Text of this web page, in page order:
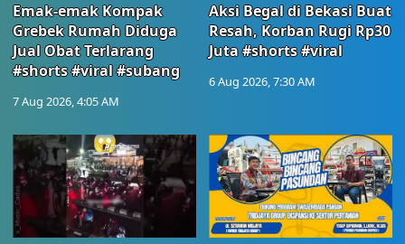
Emak-emak Kompak
Grebek Rumah Diduga
Jual Obat Terlarang
#shorts #viral #subang
7 Aug 2026, 4:05 AM
Aksi Begal di Bekasi Buat
Resah, Korban Rugi Rp30
Juta #shorts #viral
6 Aug 2026, 7:30 AM